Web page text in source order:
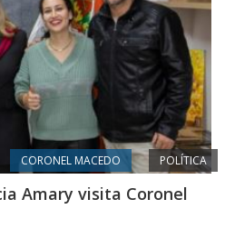
CORONEL MACEDO POLÍTICA
Amary visita Coronel